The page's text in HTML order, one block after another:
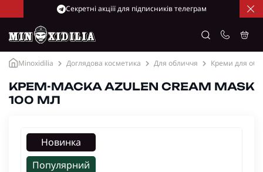
Cекретні акціїї для підписників телеграм
Minoxidilia Доглядова косметика Для обличчя Креми для
КРЕМ-МАСКА AZULEN CREAM MASK
100 МЛ
Новинка
Популярний